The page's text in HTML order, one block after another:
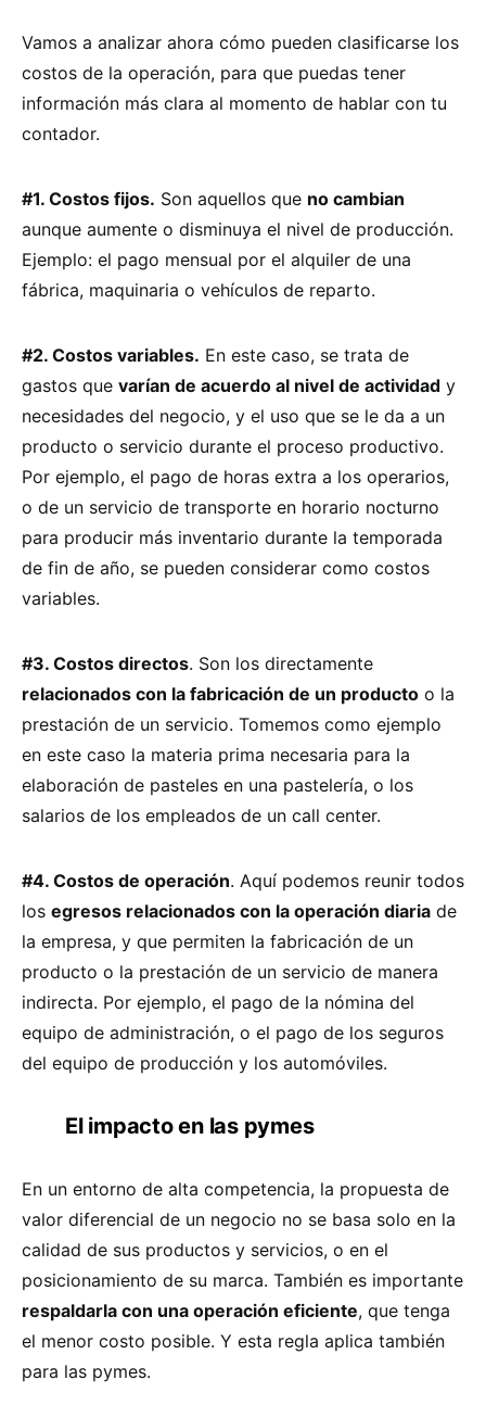
Vamos a analizar ahora cómo pueden clasificarse los
costos de la operación, para que puedas tener
información más clara al momento de hablar con tu
contador.
#1. Costos fijos. Son aquellos que no cambian
aunque aumente o disminuya el nivel de producción.
Ejemplo: el pago mensual por el alquiler de una
fábrica, maquinaria o vehículos de reparto.
#2. Costos variables. En este caso, se trata de
gastos que varían de acuerdo al nivel de actividad y
necesidades del negocio, y el uso que se le da a un
producto o servicio durante el proceso productivo.
Por ejemplo, el pago de horas extra a los operarios,
o de un servicio de transporte en horario nocturno
para producir más inventario durante la temporada
de fin de año, se pueden considerar como costos
variables.
#3. Costos directos. Son los directamente
relacionados con la fabricación de un producto o la
prestación de un servicio. Tomemos como ejemplo
en este caso la materia prima necesaria para la
elaboración de pasteles en una pastelería, o los
salarios de los empleados de un call center.
#4. Costos de operación. Aquí podemos reunir todos
los egresos relacionados con la operación diaria de
la empresa, y que permiten la fabricación de un
producto o la prestación de un servicio de manera
indirecta. Por ejemplo, el pago de la nómina del
equipo de administración, o el pago de los seguros
del equipo de producción y los automóviles.
El impacto en las pymes
En un entorno de alta competencia, la propuesta de
valor diferencial de un negocio no se basa solo en la
calidad de sus productos y servicios, o en el
posicionamiento de su marca. También es importante
respaldarla con una operación eficiente, que tenga
el menor costo posible. Y esta regla aplica también
para las pymes.